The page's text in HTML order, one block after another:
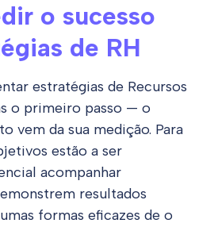
o sucesso
de RH
estratégias de Recursos
o primeiro passo — o
vem da sua medição. Para
estão a ser
acompanhar
resultados
formas eficazes de o